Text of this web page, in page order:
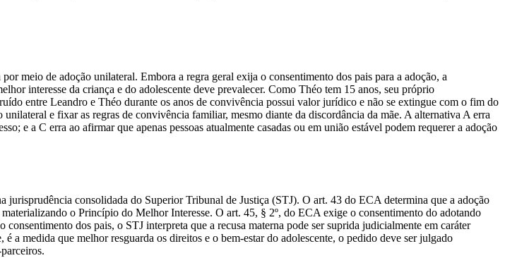
meio de adoção unilateral. Embora a regra geral exija o consentimento dos pais para a adoção, a
interesse da criança e do adolescente deve prevalecer. Como Théo tem 15 anos, seu próprio
entre Leandro e Théo durante os anos de convivência possui valor jurídico e não se extingue com o fim do
e fixar as regras de convivência familiar, mesmo diante da discordância da mãe. A alternativa A erra
e a C erra ao afirmar que apenas pessoas atualmente casadas ou em união estável podem requerer a adoção
consolidada do Superior Tribunal de Justiça (STJ). O art. 43 do ECA determina que a adoção
o Princípio do Melhor Interesse. O art. 45, § 2º, do ECA exige o consentimento do adotando
dos pais, o STJ interpreta que a recusa materna pode ser suprida judicialmente em caráter
a medida que melhor resguarda os direitos e o bem-estar do adolescente, o pedido deve ser julgado